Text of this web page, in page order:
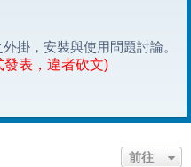
掛，安裝與使用問題討論。
發表，違者砍文)
前往